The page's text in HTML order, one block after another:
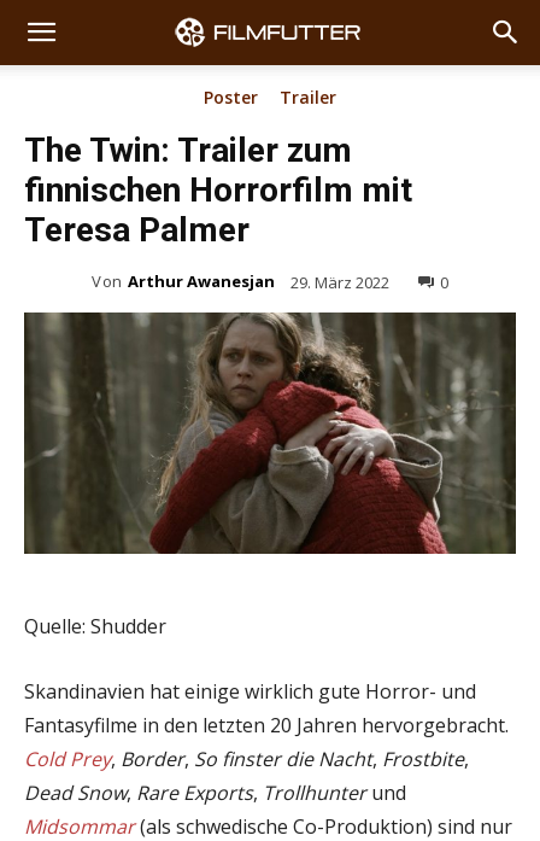
Poster Trailer
The Twin: Trailer zum
finnischen Horrorfilm mit
Teresa Palmer
Von Arthur Awanesjan 29. März 2022 0
Quelle: Shudder
Skandinavien hat einige wirklich gute Horror- und
Fantasyfilme in den letzten 20 Jahren hervorgebracht.
Cold Prey, Border, So finster die Nacht, Frostbite,
Dead Snow, Rare Exports, Trollhunterund
Midsommar(als schwedische Co-Produktion) sind nur